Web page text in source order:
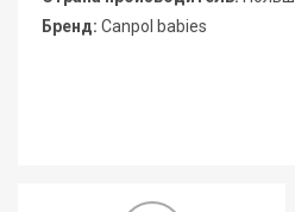
Бренд: Canpol babies